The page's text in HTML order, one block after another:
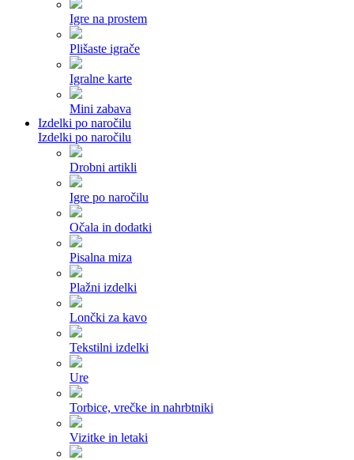
Igre na prostem
Plišaste igrače
Igralne karte
Mini zabava
Izdelki po naročilu
Izdelki po naročilu
Drobni artikli
Igre po naročilu
Očala in dodatki
Pisalna miza
Plažni izdelki
Lončki za kavo
Tekstilni izdelki
Ure
Torbice, vrečke in nahrbtniki
Vizitke in letaki